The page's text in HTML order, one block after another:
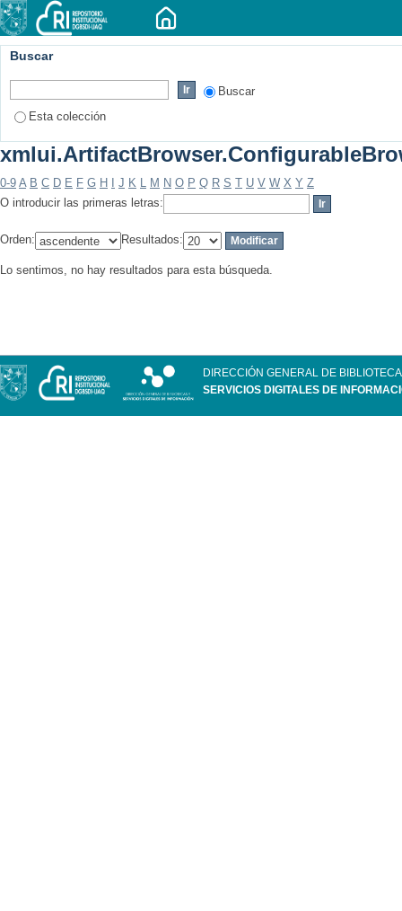
Buscar
Buscar
Esta colección
0-9 A B C D E F G H J K L M N O P Q R S T U V W X Y Z
O introducir las primeras letras:
Orden: Resultados:
Lo sentimos, no hay resultados para esta búsqueda.
DIRECCIÓN GENERAL DE
SERVICIOS DIGITALES DE